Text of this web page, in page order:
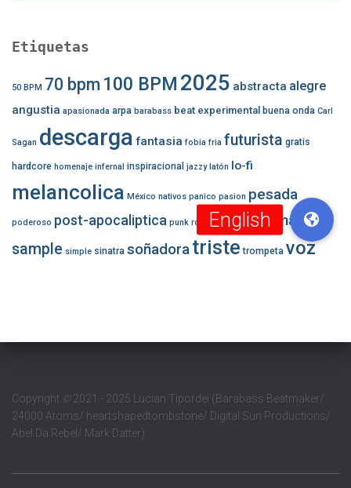
Etiquetas
50 BPM 70 bpm 100 BPM 2025 abstracta alegre
angustia apasionada arpa barabass beat experimental buena onda Carl
Sagan descarga fantasia fobia fria futurista gratis
hardcore homenaje infernal inspiracional jazzy latón lo-fi
melancolica México nativos panico pasion pesada
poderoso post-apocaliptica punk robot robotica romantica
sample simple sinatra soñadoratriste trompeta voz
Copyright ©2021 - 2025 Lucian Tipordei (Barabass Beatmaker/
24000 Atoms/ heartshapedtombstone/ Digital Sun Productions/
Abel Da Rebel/ Mark Datter)